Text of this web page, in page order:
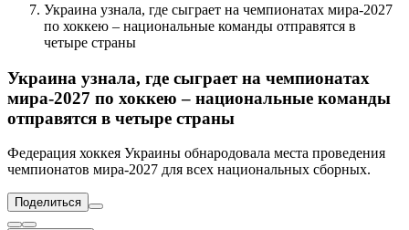
Украина узнала, где сыграет на чемпионатах мира-2027
по хоккею – национальные команды отправятся в
четыре страны
Украина узнала, где сыграет на чемпионатах
мира-2027 по хоккею – национальные команды
отправятся в четыре страны
Федерация хоккея Украины обнародовала места проведения
чемпионатов мира-2027 для всех национальных сборных.
Поделиться